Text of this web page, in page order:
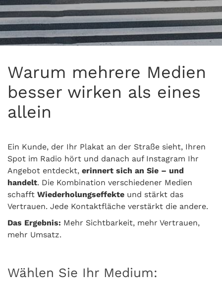
Warum mehrere Medien
besser wirken als eines
allein
Ein Kunde, der Ihr Plakat an der Straße sieht, Ihren
Spot im Radio hört und danach auf Instagram Ihr
Angebot entdeckt, erinnert sich an Sie – und
handelt. Die Kombination verschiedener Medien
schafft Wiederholungseffekte und stärkt das
Vertrauen. Jede Kontaktfläche verstärkt die andere.
Das Ergebnis: Mehr Sichtbarkeit, mehr Vertrauen,
mehr Umsatz.
Wählen Sie Ihr Medium: